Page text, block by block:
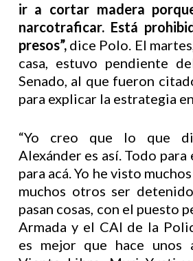
ir a cortar madera
narcotraficar. Está
presos”, dice Polo. El
casa, estuvo pendiente
Senado, al que fueron
para explicar la estrategia
“Yo creo que lo que
Alexánder es así. Todo para
para acá. Yo he visto
muchos otros ser
pasan cosas, con el puesto
Armada y el CAI de la
es mejor que hace unos